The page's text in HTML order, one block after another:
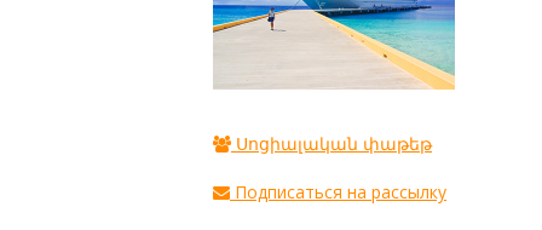
Սոցիալական փաթեթ
Подписаться на рассылку